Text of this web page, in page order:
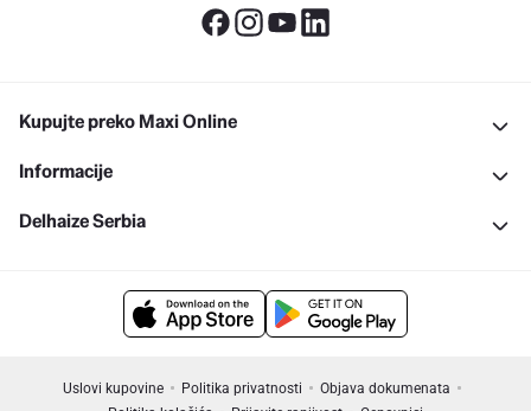
Kupujte preko Maxi Online
Informacije
Delhaize Serbia
Uslovi kupovine Politika privatnosti
Objava dokumenata